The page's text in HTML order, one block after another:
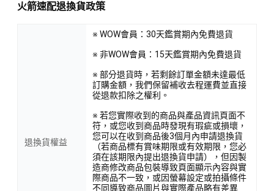
火箭速配退換貨政策
退換貨權益
※ WOW會員：30天鑑賞期內免費退貨
※ 非WOW會員：15天鑑賞期內免費退貨
※ 部分退貨時，若剩餘訂單金額未達最低
訂購金額，我們保留補收去程運費並直接
從退款扣除之權利。
※ 若您實際收到的商品與產品資訊頁面不
符，或您收到商品時發現有瑕疵或損壞，
您可以在收到商品後3個月內申請退換貨
（若商品標有賞味期限或有效期限，您必
須在該期限內提出退換貨申請），但因製
造商修改商品包裝導致頁面顯示內容與實
際商品不一致，或因螢幕設定或拍攝條件
不同導致商品圖片與實際產品略有差異